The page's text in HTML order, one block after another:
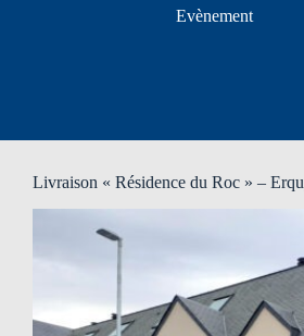
Evènement
Livraison « Résidence du Roc » –